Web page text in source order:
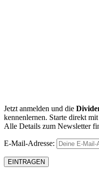
Jetzt anmelden und die
kennenlernen. Starte direkt
Alle Details zum Newsletter
E-Mail-Adresse: